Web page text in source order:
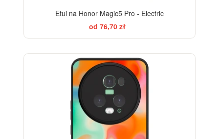
Etui na Honor Magic5 Pro - Electric
od 76,70 zł